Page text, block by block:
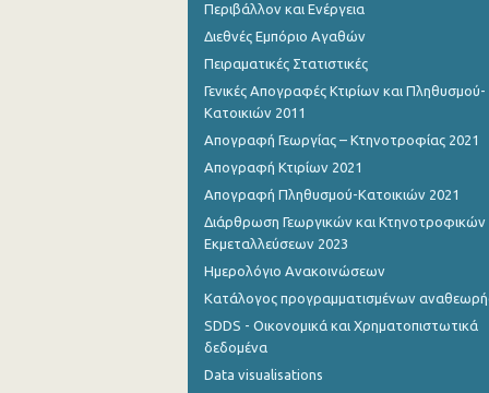
Δεκεμβρίου 2022
Νοεμβρίου 2022
Οκτωβρίου 2022
Σεπτεμβρίου 2022
Αυγούστου 2022
Ιουλίου 2022
Μαΐου 2022
Απριλίου 2022
Μαρτίου 2022
Περιβάλλον και Ενέργεια
Διεθνές Εμπόριο Αγαθών
Πειραματικές Στατιστικές
Γενικές Απογραφές Κτιρίων και Πληθυσμού-
Κατοικιών 2011
Απογραφή Γεωργίας – Κτηνοτροφίας 2021
Απογραφή Κτιρίων 2021
Απογραφή Πληθυσμού-Κατοικιών 2021
Διάρθρωση Γεωργικών και Κτηνοτροφικών
Εκμεταλλεύσεων 2023
Ημερολόγιο Ανακοινώσεων
Κατάλογος προγραμματισμένων
SDDS - Οικονομικά και Χρηματοπιστωτικά
δεδομένα
Data visualisations